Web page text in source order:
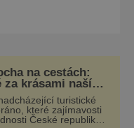
řečeno
postavili
vybrali prozíravě.
na cestách:
za krásami naší
turistické
které zajímavosti
České republiky